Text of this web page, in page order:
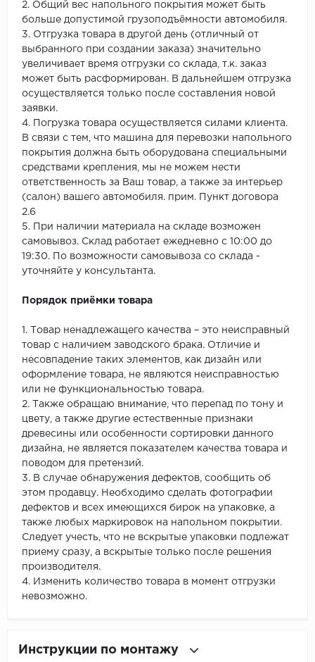
2. Общий вес напольного покрытия может быть
больше допустимой грузоподъёмности автомобиля.
3. Отгрузка товара в другой день (отличный от
выбранного при создании заказа) значительно
увеличивает время отгрузки со склада, т.к. заказ
может быть расформирован. В дальнейшем отгрузка
осуществляется только после составления новой
заявки.
4. Погрузка товара осуществляется силами клиента.
В связи с тем, что машина для перевозки напольного
покрытия должна быть оборудована специальными
средствами крепления, мы не можем нести
ответственность за Ваш товар, а также за интерьер
(салон) вашего автомобиля. прим. Пункт договора
2.6
5. При наличии материала на складе возможен
самовывоз. Склад работает ежедневно с 10:00 до
19:30. По возможности самовывоза со склада -
уточняйте у консультанта.
Порядок приёмки товара
1. Товар ненадлежащего качества – это неисправный
товар с наличием заводского брака. Отличие и
несовпадение таких элементов, как дизайн или
оформление товара, не являются неисправностью
или не функциональностью товара.
2. Также обращаю внимание, что перепад по тону и
цвету, а также другие естественные признаки
древесины или особенности сортировки данного
дизайна, не является показателем качества товара и
поводом для претензий.
3. В случае обнаружения дефектов, сообщить об
этом продавцу. Необходимо сделать фотографии
дефектов и всех имеющихся бирок на упаковке, а
также любых маркировок на напольном покрытии.
Следует учесть, что не вскрытые упаковки подлежат
приему сразу, а вскрытые только после решения
производителя.
4. Изменить количество товара в момент отгрузки
невозможно.
Инструкции по монтажу